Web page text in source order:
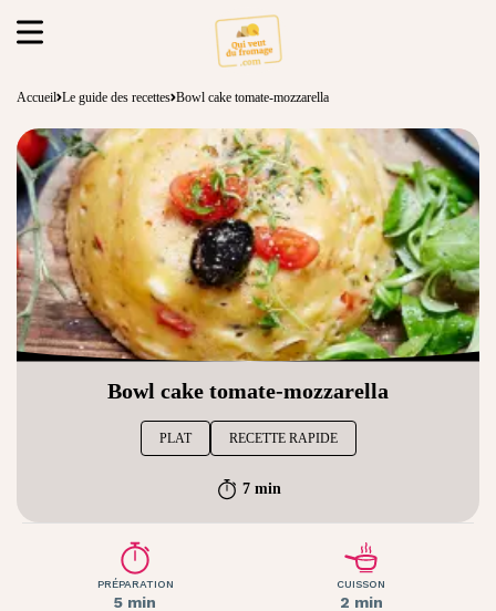
Accueil Le guide des recettes Bowl cake tomate-mozzarella
Bowl cake tomate-mozzarella
PLAT RECETTE RAPIDE
7 min
PRÉPARATION
5 min
CUISSON
2 min